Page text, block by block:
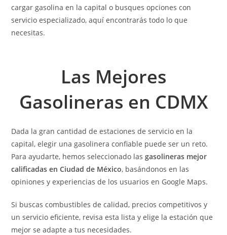
cargar gasolina en la capital o busques opciones con
servicio especializado, aquí encontrarás todo lo que
necesitas.
Las Mejores
Gasolineras en CDMX
Dada la gran cantidad de estaciones de servicio en la
capital, elegir una gasolinera confiable puede ser un reto.
Para ayudarte, hemos seleccionado lasgasolineras mejor
calificadas en Ciudad de México, basándonos en las
opiniones y experiencias de los usuarios en Google Maps.
Si buscas combustibles de calidad, precios competitivos y
un servicio eficiente, revisa esta lista y elige la estación que
mejor se adapte a tus necesidades.